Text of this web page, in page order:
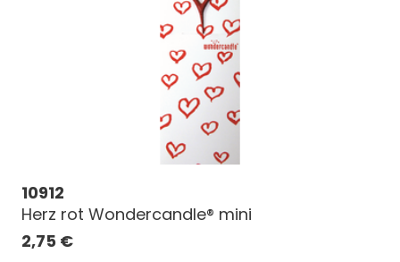
10912
Herz rot Wondercandle® mini
2,75 €